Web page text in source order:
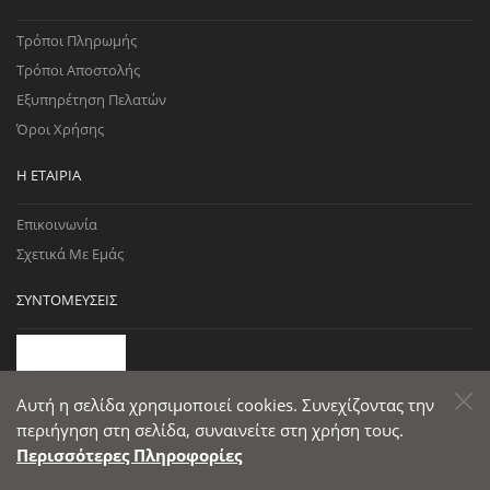
Τρόποι Πληρωμής
Τρόποι Αποστολής
Εξυπηρέτηση Πελατών
Όροι Χρήσης
Η ΕΤΑΙΡΊΑ
Επικοινωνία
Σχετικά Με Εμάς
ΣΥΝΤΟΜΕΎΣΕΙΣ
Αυτή η σελίδα χρησιμοποιεί cookies. Συνεχίζοντας την
περιήγηση στη σελίδα, συναινείτε στη χρήση τους.
Περισσότερες Πληροφορίες